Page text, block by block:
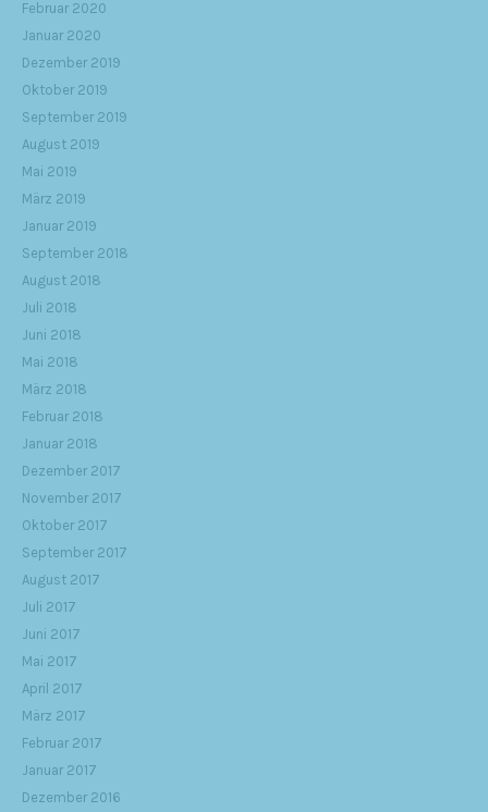
Februar 2020
Januar 2020
Dezember 2019
Oktober 2019
September 2019
August 2019
Mai 2019
März 2019
Januar 2019
September 2018
August 2018
Juli 2018
Juni 2018
Mai 2018
März 2018
Februar 2018
Januar 2018
Dezember 2017
November 2017
Oktober 2017
September 2017
August 2017
Juli 2017
Juni 2017
Mai 2017
April 2017
März 2017
Februar 2017
Januar 2017
Dezember 2016